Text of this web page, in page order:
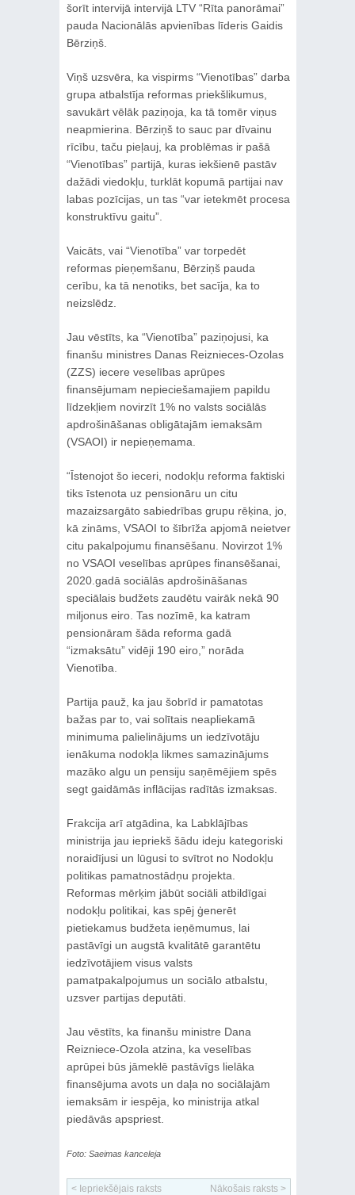
šorīt intervijā intervijā LTV “Rīta panorāmai”
pauda Nacionālās apvienības līderis Gaidis
Bērziņš.
Viņš uzsvēra, ka vispirms “Vienotības” darba
grupa atbalstīja reformas priekšlikumus,
savukārt vēlāk paziņoja, ka tā tomēr viņus
neapmierina. Bērziņš to sauc par dīvainu
rīcību, taču pieļauj, ka problēmas ir pašā
“Vienotības” partijā, kuras iekšienē pastāv
dažādi viedokļu, turklāt kopumā partijai nav
labas pozīcijas, un tas “var ietekmēt procesa
konstruktīvu gaitu”.
Vaicāts, vai “Vienotība” var torpedēt
reformas pieņemšanu, Bērziņš pauda
cerību, ka tā nenotiks, bet sacīja, ka to
neizslēdz.
Jau vēstīts, ka “Vienotība” paziņojusi, ka
finanšu ministres Danas Reiznieces-Ozolas
(ZZS) iecere veselības aprūpes
finansējumam nepieciešamajiem papildu
līdzekļiem novirzīt 1% no valsts sociālās
apdrošināšanas obligātajām iemaksām
(VSAOI) ir nepieņemama.
“Īstenojot šo ieceri, nodokļu reforma faktiski
tiks īstenota uz pensionāru un citu
mazaizsargāto sabiedrības grupu rēķina, jo,
kā zināms, VSAOI to šībrīža apjomā neietver
citu pakalpojumu finansēšanu. Novirzot 1%
no VSAOI veselības aprūpes finansēšanai,
2020.gadā sociālās apdrošināšanas
speciālais budžets zaudētu vairāk nekā 90
miljonus eiro. Tas nozīmē, ka katram
pensionāram šāda reforma gadā
“izmaksātu” vidēji 190 eiro,” norāda
Vienotība.
Partija pauž, ka jau šobrīd ir pamatotas
bažas par to, vai solītais neapliekamā
minimuma palielinājums un iedzīvotāju
ienākuma nodokļa likmes samazinājums
mazāko algu un pensiju saņēmējiem spēs
segt gaidāmās inflācijas radītās izmaksas.
Frakcija arī atgādina, ka Labklājības
ministrija jau iepriekš šādu ideju kategoriski
noraidījusi un lūgusi to svītrot no Nodokļu
politikas pamatnostādņu projekta.
Reformas mērķim jābūt sociāli atbildīgai
nodokļu politikai, kas spēj ģenerēt
pietiekamus budžeta ieņēmumus, lai
pastāvīgi un augstā kvalitātē garantētu
iedzīvotājiem visus valsts
pamatpakalpojumus un sociālo atbalstu,
uzsver partijas deputāti.
Jau vēstīts, ka finanšu ministre Dana
Reizniece-Ozola atzina, ka veselības
aprūpei būs jāmeklē pastāvīgs lielāka
finansējuma avots un daļa no sociālajām
iemaksām ir iespēja, ko ministrija atkal
piedāvās apspriest.
Foto: Saeimas kanceleja
< Iepriekšējais raksts
Nākošais raksts >